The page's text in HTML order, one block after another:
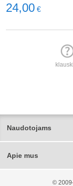
24,00 €
Naudotojams
Apie mus
©